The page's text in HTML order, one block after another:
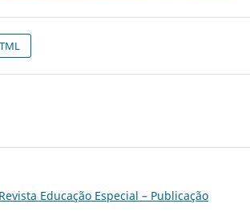
Educação Especial – Publicação